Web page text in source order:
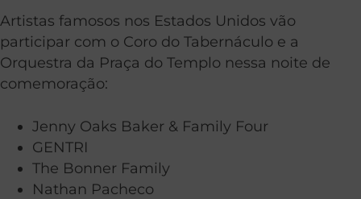
Artistas famosos nos Estados Unidos vão
participar com o Coro do Tabernáculo e a
Orquestra da Praça do Templo nessa noite de
comemoração:
Jenny Oaks Baker & Family Four
GENTRI
The Bonner Family
Nathan Pacheco